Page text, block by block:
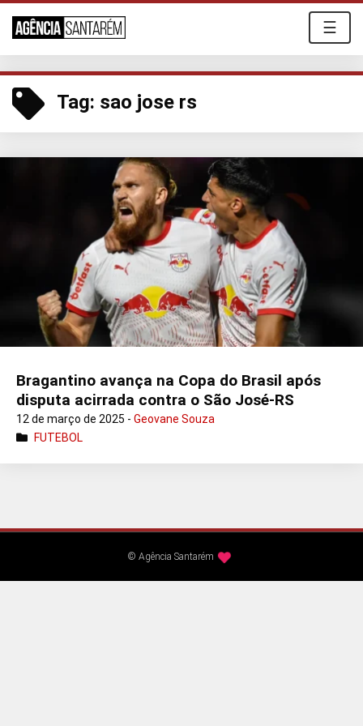
☰
Tag: sao jose rs
Bragantino avança na Copa do Brasil após
disputa acirrada contra o São José-RS
12 de março de 2025 - Geovane Souza
FUTEBOL
© Agência Santarém